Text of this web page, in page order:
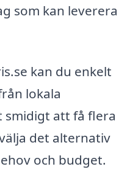
som kan leverera
kan du enkelt
lokala
smidigt att få flera
det alternativ
och budget.